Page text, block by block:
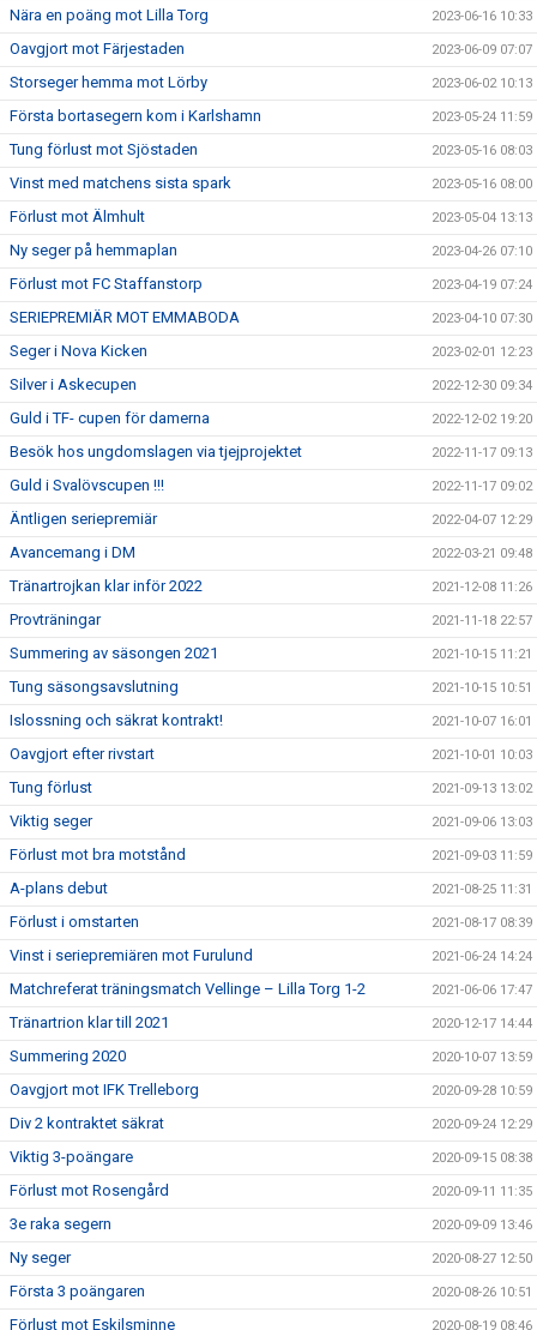
Nära en poäng mot Lilla Torg 2023-06-16 10:33
Oavgjort mot Färjestaden 2023-06-09 07:07
Storseger hemma mot Lörby 2023-06-02 10:13
Första bortasegern kom i Karlshamn 2023-05-24 11:59
Tung förlust mot Sjöstaden 2023-05-16 08:03
Vinst med matchens sista spark 2023-05-16 08:00
Förlust mot Älmhult 2023-05-04 13:13
Ny seger på hemmaplan 2023-04-26 07:10
Förlust mot FC Staffanstorp 2023-04-19 07:24
SERIEPREMIÄR MOT EMMABODA 2023-04-10 07:30
Seger i Nova Kicken 2023-02-01 12:23
Silver i Askecupen 2022-12-30 09:34
Guld i TF- cupen för damerna 2022-12-02 19:20
Besök hos ungdomslagen via tjejprojektet 2022-11-17 09:13
Guld i Svalövscupen !!! 2022-11-17 09:02
Äntligen seriepremiär 2022-04-07 12:29
Avancemang i DM 2022-03-21 09:48
Tränartrojkan klar inför 2022 2021-12-08 11:26
Provträningar 2021-11-18 22:57
Summering av säsongen 2021 2021-10-15 11:21
Tung säsongsavslutning 2021-10-15 10:51
Islossning och säkrat kontrakt! 2021-10-07 16:01
Oavgjort efter rivstart 2021-10-01 10:03
Tung förlust 2021-09-13 13:02
Viktig seger 2021-09-06 13:03
Förlust mot bra motstånd 2021-09-03 11:59
A-plans debut 2021-08-25 11:31
Förlust i omstarten 2021-08-17 08:39
Vinst i seriepremiären mot Furulund 2021-06-24 14:24
Matchreferat träningsmatch Vellinge – Lilla Torg 1-2 2021-06-06 17:47
Tränartrion klar till 2021 2020-12-17 14:44
Summering 2020 2020-10-07 13:59
Oavgjort mot IFK Trelleborg 2020-09-28 10:59
Div 2 kontraktet säkrat 2020-09-24 12:29
Viktig 3-poängare 2020-09-15 08:38
Förlust mot Rosengård 2020-09-11 11:35
3e raka segern 2020-09-09 13:46
Ny seger 2020-08-27 12:50
Första 3 poängaren 2020-08-26 10:51
Förlust mot Eskilsminne 2020-08-19 08:46